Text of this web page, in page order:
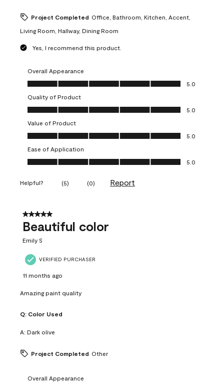
Project Completed Office, Bathroom, Kitchen, Accent,
Living Room, Hallway, Dining Room
Yes, I recommend this product.
Overall Appearance
Overall Appearance, 5.0 out of 5
5.0
Quality of Product
Quality of Product, 5.0 out of 5
5.0
Value of Product
Value of Product, 5.0 out of 5
5.0
Ease of Application
Ease of Application, 5.0 out of 5
5.0
Helpful? (5) (0) Report
5 out of 5 stars.
Beautiful color
Emily S
VERIFIED PURCHASER
11 months ago
Amazing paint quality
Q: Color Used
A: Dark olive
Project Completed Other
Overall Appearance